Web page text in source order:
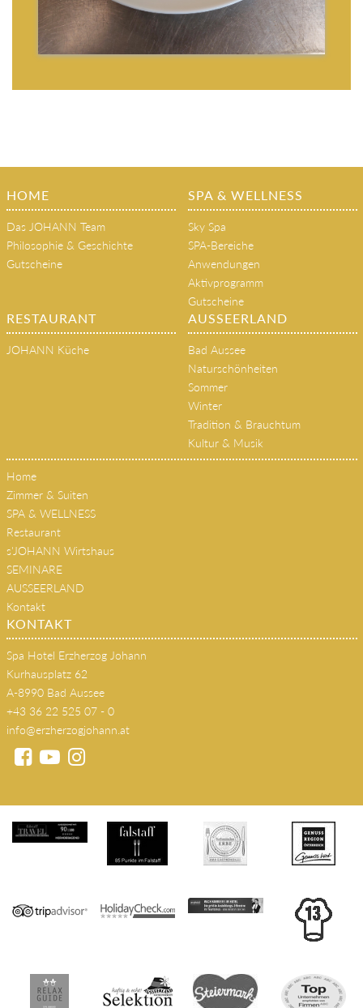
HOME
Das JOHANN Team
Philosophie & Geschichte
Gutscheine
SPA & WELLNESS
Sky Spa
SPA-Bereiche
Anwendungen
Aktivprogramm
Gutscheine
RESTAURANT
JOHANN Küche
AUSSEERLAND
Bad Aussee
Naturschönheiten
Sommer
Winter
Tradition & Brauchtum
Kultur & Musik
Home
Zimmer & Suiten
SPA & WELLNESS
Restaurant
s'JOHANN Wirtshaus
SEMINARE
AUSSEERLAND
Kontakt
KONTAKT
Spa Hotel Erzherzog Johann
Kurhausplatz 62
A-8990 Bad Aussee
+43 36 22 525 07 - 0
info@erzherzogjohann.at